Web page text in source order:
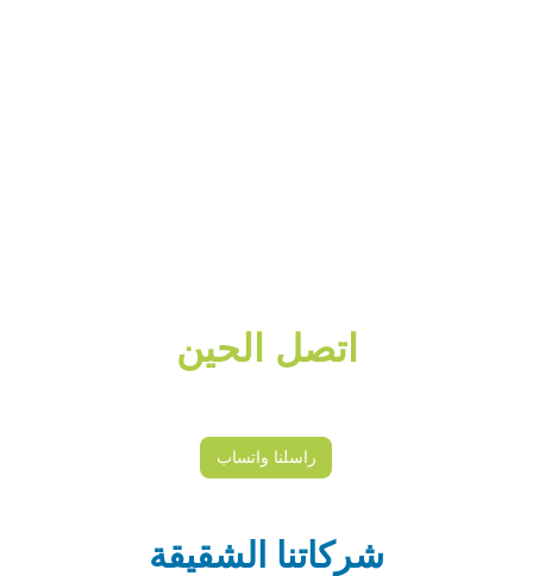
اتصل الحين
راسلنا واتساب
شركاتنا الشقيقة